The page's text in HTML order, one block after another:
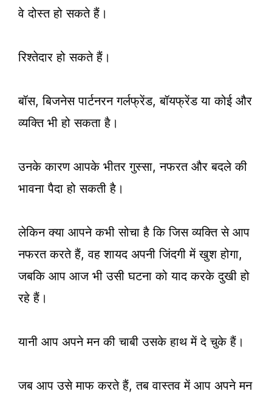
वे दोस्त हो सकते हैं।
रिश्तेदार हो सकते हैं।
बॉस, बिजनेस पार्टनरन गर्लफ्रेंड, बॉयफ्रेंड या कोई और
व्यक्ति भी हो सकता है।
उनके कारण आपके भीतर गुस्सा, नफरत और बदले की
भावना पैदा हो सकती है।
लेकिन क्या आपने कभी सोचा है कि जिस व्यक्ति से आप
नफरत करते हैं, वह शायद अपनी जिंदगी में खुश होगा,
जबकि आप आज भी उसी घटना को याद करके दुखी हो
रहे हैं।
यानी आप अपने मन की चाबी उसके हाथ में दे चुके हैं।
जब आप उसे माफ करते हैं, तब वास्तव में आप अपने मन